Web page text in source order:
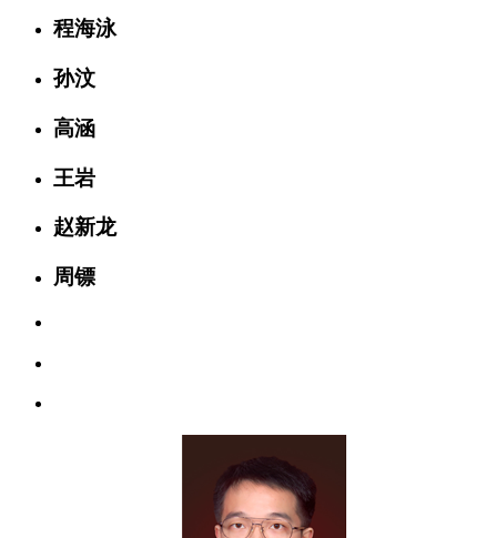
程海泳
孙汶
高涵
王岩
赵新龙
周镖